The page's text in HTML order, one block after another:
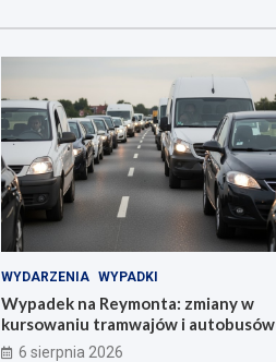
WYDARZENIA WYPADKI
Wypadek na Reymonta: zmiany w
kursowaniu tramwajów i autobusów
6 sierpnia 2026